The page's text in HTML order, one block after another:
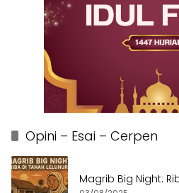
Opini – Esai – Cerpen
Magrib Big Night: